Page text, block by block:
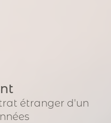
étranger d'un